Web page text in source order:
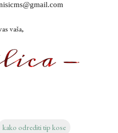
vaša,
kako odrediti tip kose